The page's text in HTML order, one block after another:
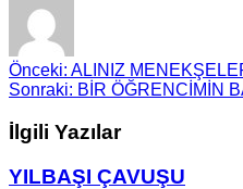
Önceki: ALINIZ
Sonraki: BİR ÖĞRENCİMİN
İlgili Yazılar
YILBAŞI ÇAVUŞU